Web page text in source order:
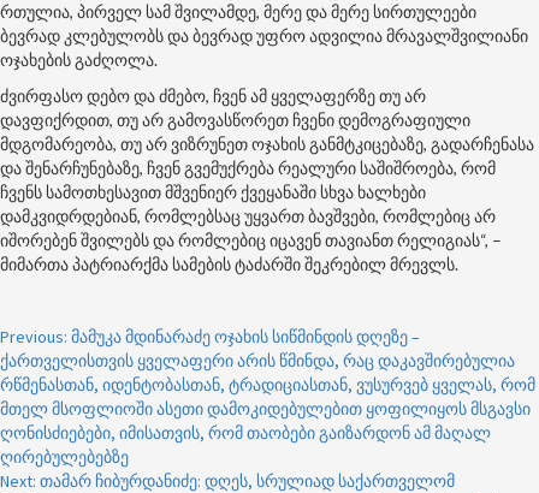
რთულია, პირველ სამ შვილამდე, მერე და მერე სირთულეები
ბევრად კლებულობს და ბევრად უფრო ადვილია მრავალშვილიანი
ოჯახების გაძღოლა.
ძვირფასო დებო და ძმებო, ჩვენ ამ ყველაფერზე თუ არ
დავფიქრდით, თუ არ გამოვასწორეთ ჩვენი დემოგრაფიული
მდგომარეობა, თუ არ ვიზრუნეთ ოჯახის განმტკიცებაზე, გადარჩენასა
და შენარჩუნებაზე, ჩვენ გვემუქრება რეალური საშიშროება, რომ
ჩვენს სამოთხესავით მშვენიერ ქვეყანაში სხვა ხალხები
დამკვიდრდებიან, რომლებსაც უყვართ ბავშვები, რომლებიც არ
იშორებენ შვილებს და რომლებიც იცავენ თავიანთ რელიგიას“, –
მიმართა პატრიარქმა სამების ტაძარში შეკრებილ მრევლს.
Post
navigation
Previous: მამუკა მდინარაძე ოჯახის სიწმინდის დღეზე –
ქართველისთვის ყველაფერი არის წმინდა, რაც დაკავშირებულია
რწმენასთან, იდენტობასთან, ტრადიციასთან, ვუსურვებ ყველას, რომ
მთელ მსოფლიოში ასეთი დამოკიდებულებით ყოფილიყოს მსგავსი
ღონისძიებები, იმისათვის, რომ თაობები გაიზარდონ ამ მაღალ
ღირებულებებზე
Next: თამარ ჩიბურდანიძე: დღეს, სრულიად საქართველომ